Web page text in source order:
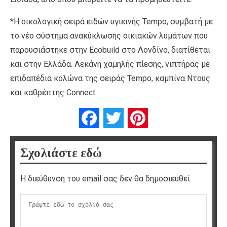
*Η οικολογική σειρά ειδών υγιεινής Tempo, συμβατή με
το νέο σύστημα ανακύκλωσης οικιακών λυμάτων που
παρουσιάστηκε στην Ecobuild στο Λονδίνο, διατίθεται
και στην Ελλάδα. Λεκάνη χαμηλής πίεσης, νιπτήρας με
επιδαπέδια κολώνα της σειράς Tempo, καμπίνα Ντους
και καθρέπτης Connect.
FacebookTwitter
Σχολιάστε εδώ
Η διεύθυνση του email σας δεν θα δημοσιευθεί.